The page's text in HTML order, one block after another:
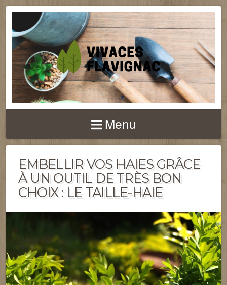
Menu
EMBELLIR VOS HAIES GRÂCE
À UN OUTIL DE TRÈS BON
CHOIX : LE TAILLE-HAIE